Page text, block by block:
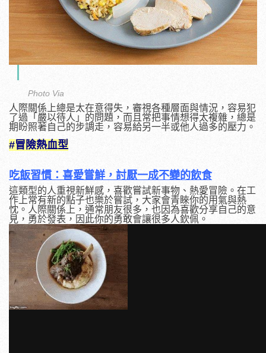
Photo Via
人際關係上總是太在意得失，審視各種層面與情況，容易犯
了過「嚴以待人」的問題，而且常把事情想得太複雜，總是
期盼照著自己的步調走，容易給另一半或他人過多的壓力。
#冒險熱血型
吃飯習慣：喜愛嘗鮮，討厭一成不變的飲食
這類型的人重視新鮮感，喜歡嘗試新事物、熱愛冒險。在工
作上常有新的點子也樂於嘗試，大家會青睞你的用氣與熱
忱。人際關係上，通常朋友很多，也因為喜歡分享自己的意
見，勇於發表，因此你的勇敢會讓很多人欽佩。